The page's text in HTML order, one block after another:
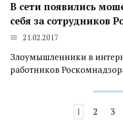
В сети появились
себя за сотрудников
21.02.2017
Злоумышленники в
работников
1 2 3